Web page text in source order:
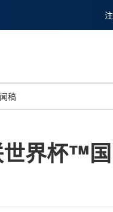
资并购
源化工与环保
来西亚
稿
界杯™